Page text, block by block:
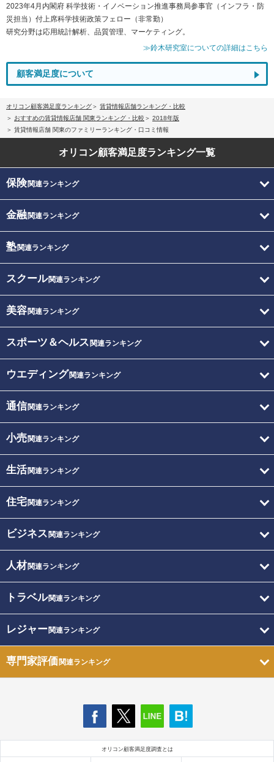
2023年4月内閣府 科学技術・イノベーション推進事務局参事官（インフラ・防
災担当）付上席科学技術政策フェロー（非常勤）
研究分野は応用統計解析、品質管理、マーケティング。
≫鈴木研究室についての詳細はこちら
顧客満足度について
オリコン顧客満足度ランキング
賃貸情報店舗ランキング・比較
おすすめの賃貸情報店舗 関東ランキング・比較
2018年版
賃貸情報店舗 関東のファミリーランキング・口コミ情報
オリコン顧客満足度ランキング一覧
保険関連ランキング
金融関連ランキング
塾関連ランキング
スクール関連ランキング
美容関連ランキング
スポーツ＆ヘルス 関連ランキング
ウエディング関連ランキング
通信関連ランキング
小売関連ランキング
生活関連ランキング
住宅関連ランキング
ビジネス 関連ランキング
人材関連ランキング
トラベル関連ランキング
レジャー関連ランキング
専門家評価関連ランキング
オリコン顧客満足度調査とは